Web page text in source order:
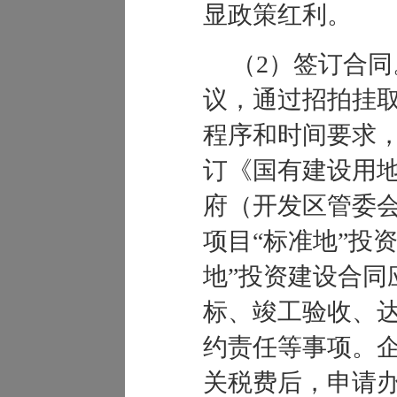
显政策红利。
（2）签订合
议，通过招拍挂
程序和时间要求
订《国有建设用
府（开发区管委
项目 “标准地”投
地”投资建设合同
标、竣工验收、
约责任等事项。
关税费后，申请